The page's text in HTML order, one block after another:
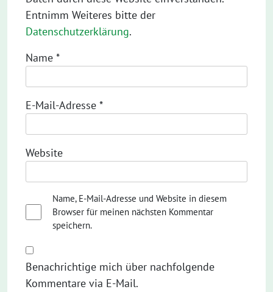
Entnimm Weiteres bitte der
Datenschutzerklärung.
Name *
E-Mail-Adresse *
Website
Name, E-Mail-Adresse und Website in diesem
Browser für meinen nächsten Kommentar
speichern.
Benachrichtige mich über nachfolgende
Kommentare via E-Mail.